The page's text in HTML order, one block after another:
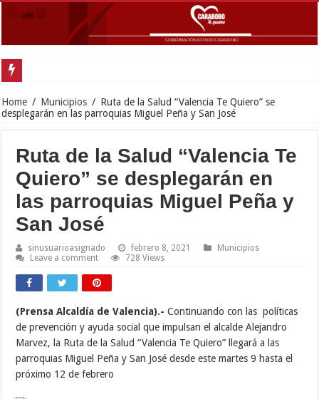
Home / Municipios / Ruta de la Salud “Valencia Te Quiero” se
desplegarán en las parroquias Miguel Peña y San José
Ruta de la Salud “Valencia Te
Quiero” se desplegarán en
las parroquias Miguel Peña y
San José
sinusuarioasignado febrero 8, 2021
Municipios
Leave a comment
728 Views
(Prensa Alcaldía de Valencia).-Continuando con las políticas
de prevención y ayuda social que impulsan el alcalde Alejandro
Marvez, la Ruta de la Salud “Valencia Te Quiero” llegará a las
parroquias Miguel Peña y San José desde este martes 9 hasta el
próximo 12 de febrero